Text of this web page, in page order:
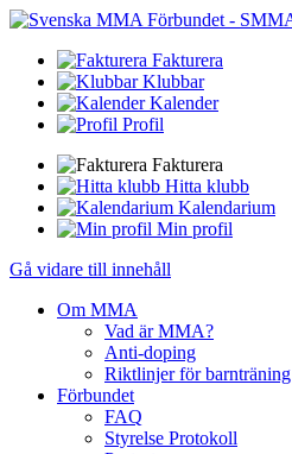
Fakturera
Klubbar
Kalender
Profil
Fakturera
Hitta klubb
Kalendarium
Min profil
Gå vidare till innehåll
Om MMA
Vad är MMA?
Anti-doping
Riktlinjer för barnträning
Förbundet
FAQ
Styrelse Protokoll